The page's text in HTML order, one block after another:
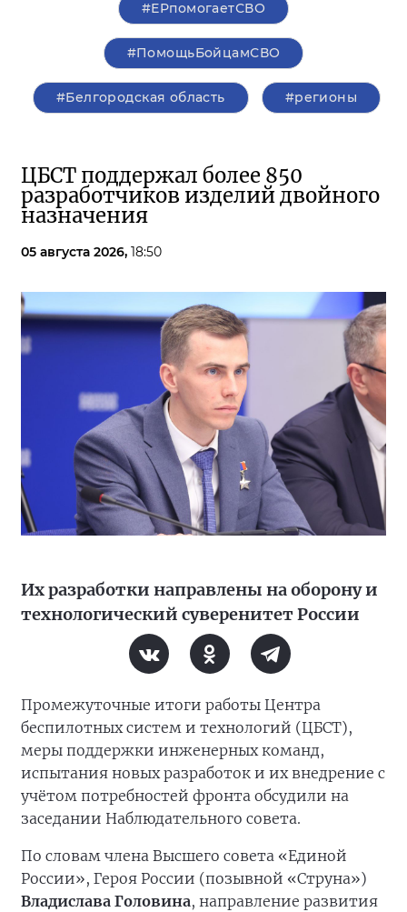
#ЕРпомогаетСВО
#ПомощьБойцамСВО
#Белгородская область #регионы
ЦБСТ поддержал более 850
разработчиков изделий двойного
назначения
05 августа 2026, 18:50
Их разработки направлены на оборону и
технологический суверенитет России
Промежуточные итоги работы Центра
беспилотных систем и технологий (ЦБСТ),
меры поддержки инженерных команд,
испытания новых разработок и их внедрение с
учётом потребностей фронта обсудили на
заседании Наблюдательного совета.
По словам члена Высшего совета «Единой
России», Героя России (позывной «Струна»)
Владислава Головина, направление развития